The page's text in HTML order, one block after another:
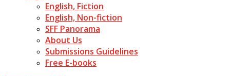
English, Fiction
English, Non-fiction
SFF Panorama
About Us
Submissions Guidelines
Free E-books